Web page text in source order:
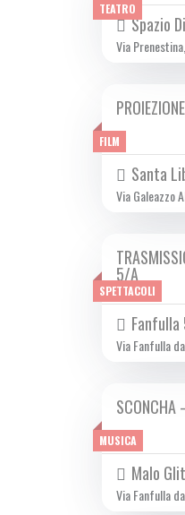
TEATRO
Spazio
Via
FILM
DOM 20/
Santa
Via Galeazzo
SPETTACOLI
DOM 20/
5/A
Via Fanfulla
MUSICA
DOM 20/
SCONCHA
Malo
Via Fanfulla